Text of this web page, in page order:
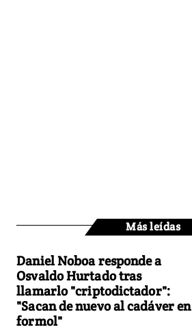
Más leídas
Daniel Noboa responde a
Osvaldo Hurtado tras
llamarlo "criptodictador":
"Sacan de nuevo al cadáver en
formol"